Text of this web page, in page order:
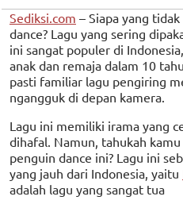
Sediksi.com – Siapa yang
dance? Lagu yang sering
ini sangat populer di
anak dan remaja dalam 10
pasti familiar lagu pengiring
ngangguk di depan kamera.
Lagu ini memiliki irama yang
dihafal. Namun, tahukah
penguin dance ini? Lagu ini
yang jauh dari Indonesia, yaitu
adalah lagu yang sangat tua